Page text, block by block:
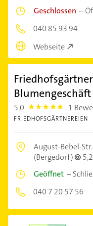
Geschlossen –
040 85 93 94
Webseite
Blumengeschäft
5,0 5.0 1
FRIEDHOFSGÄRTNEREIEN
August-Bebel-
(Bergedorf)
Geöffnet –
040 7 20 57 56